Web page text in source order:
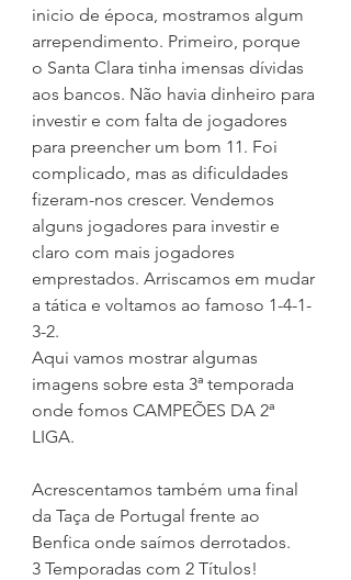
inicio de época, mostramos algum
arrependimento. Primeiro, porque
o Santa Clara tinha imensas dívidas
aos bancos. Não havia dinheiro para
investir e com falta de jogadores
para preencher um bom 11. Foi
complicado, mas as dificuldades
fizeram-nos crescer. Vendemos
alguns jogadores para investir e
claro com mais jogadores
emprestados. Arriscamos em mudar
a tática e voltamos ao famoso 1-4-1-
3-2.
Aqui vamos mostrar algumas
imagens sobre esta 3ª temporada
onde fomos CAMPEÕES DA 2ª
LIGA.
Acrescentamos também uma final
da Taça de Portugal frente ao
Benfica onde saímos derrotados.
3 Temporadas com 2 Títulos!